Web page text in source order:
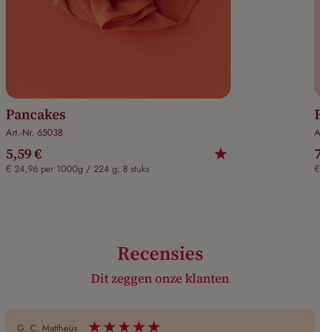
Pancakes
Art.-Nr. 65038
5,59 €
€ 24,96 per 1000g / 224 g, 8 stuks
Recensies
Dit zeggen onze klanten
G. C. Mattheüs